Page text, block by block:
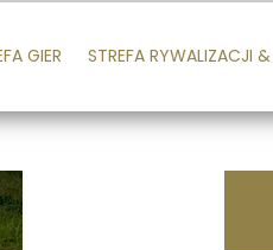
GIER STREFA RYWALIZACJI